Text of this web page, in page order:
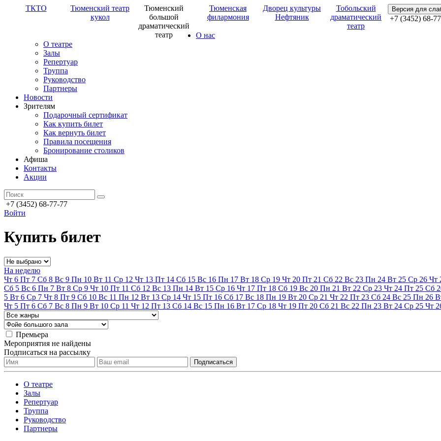
ТКТО
Тюменский театр
кукол
Тюменский
большой
драматический
театр
Тюменская
филармония
Дворец культуры
Нефтяник
Тобольский
драматический
театр
Версия для
+7 (3452) 68-
О нас
О театре
Залы
Репертуар
Труппа
Руководство
Партнеры
Новости
Зрителям
Подарочный сертификат
Как купить билет
Как вернуть билет
Правила посещения
Бронирование столиков
Афиша
Контакты
Акции
+7 (3452) 68-77-77
Войти
Купить билет
На неделю
Чт 6 Пт 7 Сб 8 Вс 9 Пн 10 Вт 11 Ср 12 Чт 13 Пт 14 Сб 15 Вс 16 Пн 17 Вт 18 Ср 19 Чт 20 Пт 21 Сб 22 Вс 23 Пн 24 Вт 25 Ср 26 Чт
Сб 5 Вс 6 Пн 7 Вт 8 Ср 9 Чт 10 Пт 11 Сб 12 Вс 13 Пн 14 Вт 15 Ср 16 Чт 17 Пт 18 Сб 19 Вс 20 Пн 21 Вт 22 Ср 23 Чт 24 Пт 25 Сб
5 Вт 6 Ср 7 Чт 8 Пт 9 Сб 10 Вс 11 Пн 12 Вт 13 Ср 14 Чт 15 Пт 16 Сб 17 Вс 18 Пн 19 Вт 20 Ср 21 Чт 22 Пт 23 Сб 24 Вс 25 Пн 26
Чт 5 Пт 6 Сб 7 Вс 8 Пн 9 Вт 10 Ср 11 Чт 12 Пт 13 Сб 14 Вс 15 Пн 16 Вт 17 Ср 18 Чт 19 Пт 20 Сб 21 Вс 22 Пн 23 Вт 24 Ср 25 Чт
Премьера
Мероприятия не найдены
Подписаться на рассылку
О театре
Залы
Репертуар
Труппа
Руководство
Партнеры